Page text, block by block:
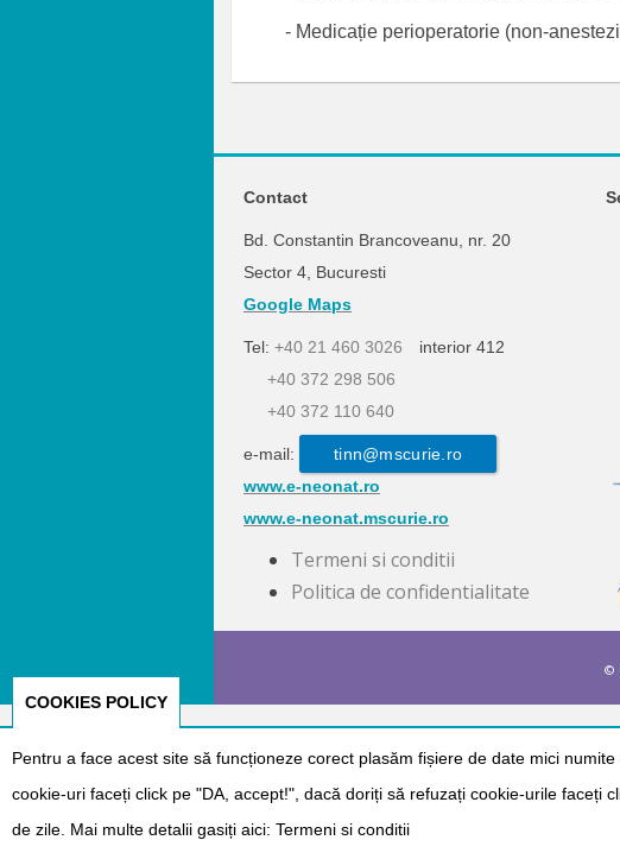
- Medicație perioperatorie (non-
Contact
Bd. Constantin Brancoveanu, nr. 20
Sector 4, Bucuresti
Google Maps
Tel: +40 21 460 3026
interior 412
+40 372 298 506
+40 372 110 640
e-mail:
tinn@mscurie.ro
www.e-neonat.ro
www.e-neonat.mscurie.ro
Termeni si conditii
Politica de confidentialitate
©
COOKIES POLICY
Pentru a face acest site să funcționeze corect plasăm fișiere de date mici
cookie-uri faceți click pe "DA, accept!", dacă doriți să refuzați cookie-urile
de zile. Mai multe detalii gasiți aici: Termeni si conditii